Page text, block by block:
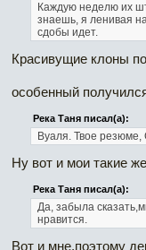
Каждую неделю их
знаешь, я ленивая
сдобы идет.
Красивущие клоны
особенный
Река Таня писал(а):
Вуаля. Твое резюме,
Ну вот и мои такие
Река Таня писал(а):
Да, забыла
нравится.
Вот и мне,поэтому